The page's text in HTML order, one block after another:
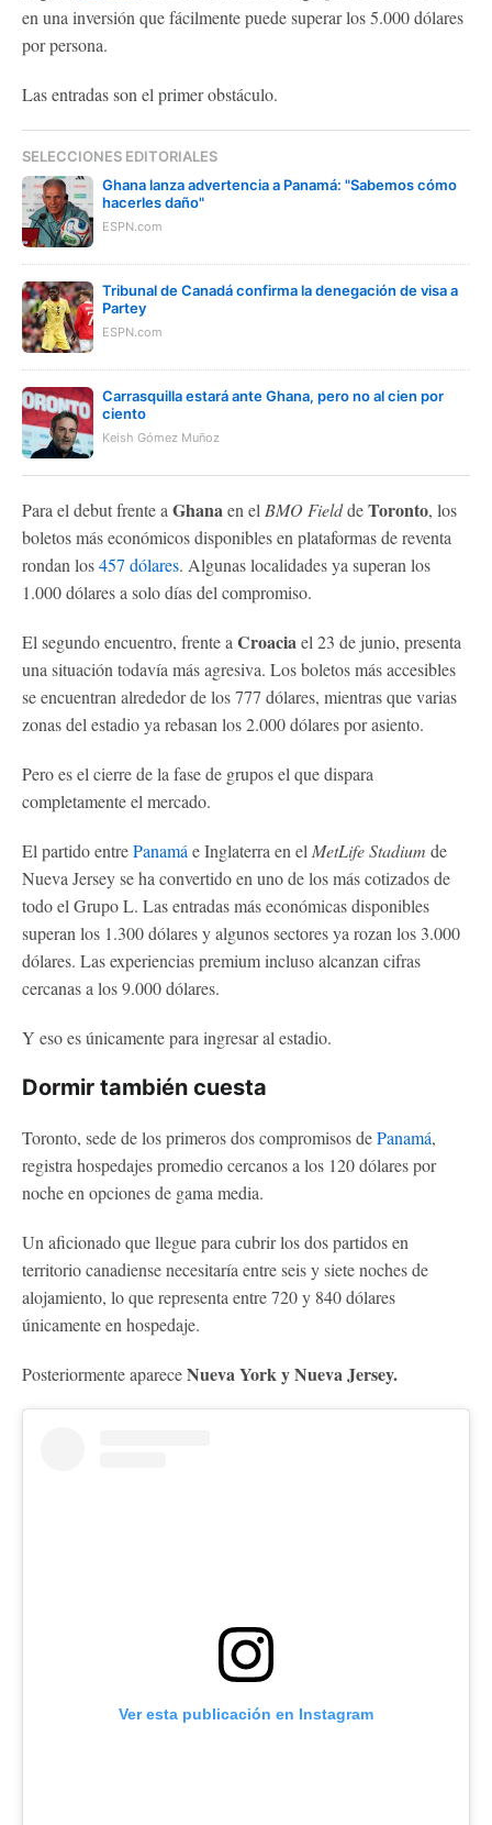
en una inversión que fácilmente puede superar los 5.000 dólares
por persona.
Las entradas son el primer obstáculo.
SELECCIONES EDITORIALES
Ghana lanza advertencia a Panamá: "Sabemos cómo
hacerles daño"
ESPN.com
Tribunal de Canadá confirma la denegación de visa a
Partey
ESPN.com
Carrasquilla estará ante Ghana, pero no al cien por
ciento
Keish Gómez Muñoz
Para el debut frente a Ghanaen el BMO FielddeToronto, los
boletos más económicos disponibles en plataformas de reventa
rondan los457 dólares. Algunas localidades ya superan los
1.000 dólares a solo días del compromiso.
El segundo encuentro, frente a Croaciael 23 de junio, presenta
una situación todavía más agresiva. Los boletos más accesibles
se encuentran alrededor de los 777 dólares, mientras que varias
zonas del estadio ya rebasan los 2.000 dólares por asiento.
Pero es el cierre de la fase de grupos el que dispara
completamente el mercado.
El partido entrePanamá e Inglaterra en el MetLife Stadium de
Nueva Jersey se ha convertido en uno de los más cotizados de
todo el Grupo L. Las entradas más económicas disponibles
superan los 1.300 dólares y algunos sectores ya rozan los 3.000
dólares. Las experiencias premium incluso alcanzan cifras
cercanas a los 9.000 dólares.
Y eso es únicamente para ingresar al estadio.
Dormir también cuesta
Toronto, sede de los primeros dos compromisos dePanamá,
registra hospedajes promedio cercanos a los 120 dólares por
noche en opciones de gama media.
Un aficionado que llegue para cubrir los dos partidos en
territorio canadiense necesitaría entre seis y siete noches de
alojamiento, lo que representa entre 720 y 840 dólares
únicamente en hospedaje.
Posteriormente apareceNueva York y Nueva Jersey.
Ver esta publicación en Instagram